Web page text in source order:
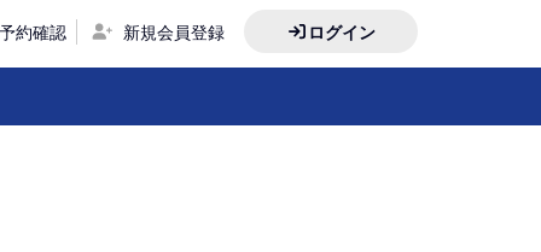
予約確認 新規会員登録 ログイン